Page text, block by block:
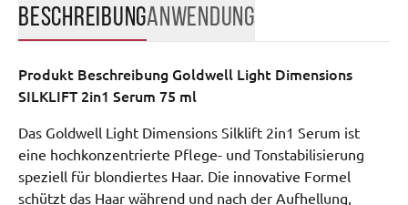
BESCHREIBUNGANWENDUNG
Produkt Beschreibung Goldwell Light Dimensions
SILKLIFT 2in1 Serum 75 ml
Das Goldwell Light Dimensions Silklift 2in1 Serum ist
eine hochkonzentrierte Pflege- und Tonstabilisierung
speziell für blondiertes Haar. Die innovative Formel
schützt das Haar während und nach der Aufhellung,